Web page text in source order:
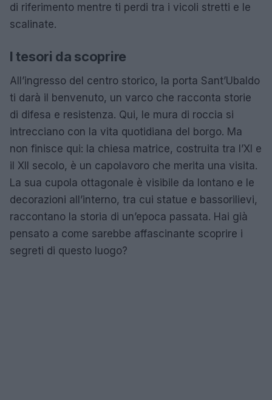
di riferimento mentre ti perdi tra i vicoli stretti e le
scalinate.
I tesori da scoprire
All’ingresso del centro storico, la porta Sant’Ubaldo
ti darà il benvenuto, un varco che racconta storie
di difesa e resistenza. Qui, le mura di roccia si
intrecciano con la vita quotidiana del borgo. Ma
non finisce qui: la chiesa matrice, costruita tra l’XI e
il XII secolo, è un capolavoro che merita una visita.
La sua cupola ottagonale è visibile da lontano e le
decorazioni all’interno, tra cui statue e bassorilievi,
raccontano la storia di un’epoca passata. Hai già
pensato a come sarebbe affascinante scoprire i
segreti di questo luogo?